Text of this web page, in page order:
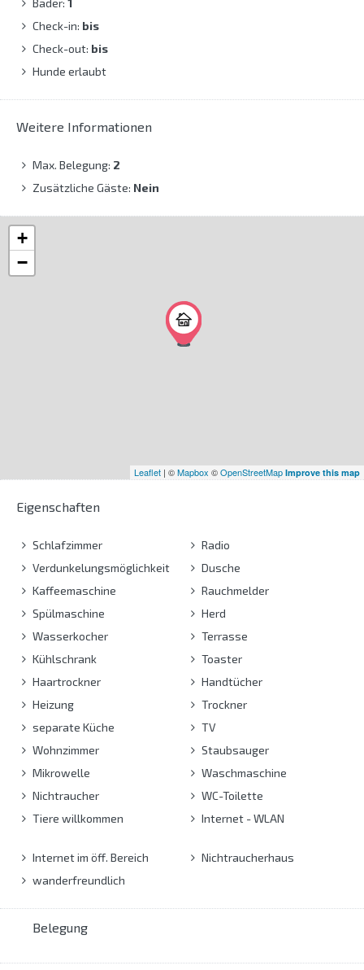
Bäder: 1
Check-in: bis
Check-out: bis
Hunde erlaubt
Weitere Informationen
Max. Belegung: 2
Zusätzliche Gäste: Nein
+
−
Leaflet | ©Mapbox ©OpenStreetMap Improve this map
Eigenschaften
Schlafzimmer
Verdunkelungsmöglichkeit
Kaffeemaschine
Spülmaschine
Wasserkocher
Kühlschrank
Haartrockner
Heizung
separate Küche
Wohnzimmer
Mikrowelle
Nichtraucher
Tiere willkommen
Radio
Dusche
Rauchmelder
Herd
Terrasse
Toaster
Handtücher
Trockner
TV
Staubsauger
Waschmaschine
WC-Toilette
Internet - WLAN
Internet im öff. Bereich
wanderfreundlich
Nichtraucherhaus
Belegung